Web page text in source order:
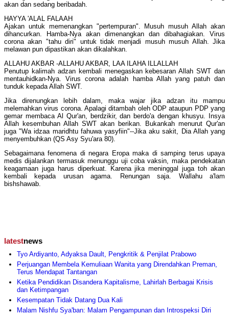
akan dan sedang beribadah.
HAYYA 'ALAL FALAAH
Ajakan untuk memenangkan "pertempuran". Musuh musuh Allah akan
dihancurkan. Hamba-Nya akan dimenangkan dan dibahagiakan. Virus
corona akan "tahu diri" untuk tidak menjadi musuh musuh Allah. Jika
melawan pun dipastikan akan dikalahkan.
ALLAHU AKBAR -ALLAHU AKBAR, LAA ILAHA ILLALLAH
Penutup kalimah adzan kembali menegaskan kebesaran Allah SWT dan
mentauhidkan-Nya. Virus corona adalah hamba Allah yang patuh dan
tunduk kepada Allah SWT.
Jika direnungkan lebih dalam, maka wajar jika adzan itu mampu
melemahkan virus corona. Apalagi ditambah oleh ODP ataupun PDP yang
gemar membaca Al Qur'an, berdzikir, dan berdo'a dengan khusyu. Insya
Allah kesembuhan Allah SWT akan berikan. Bukankah menurut Qur'an
juga "Wa idzaa maridhtu fahuwa yasyfiin"--Jika aku sakit, Dia Allah yang
menyembuhkan (QS Asy Syu'ara 80).
Sebagaimana fenomena di negara Eropa maka di samping terus upaya
medis dijalankan termasuk menunggu uji coba vaksin, maka pendekatan
keagamaan juga harus diperkuat. Karena jika meninggal juga toh akan
kembali kepada urusan agama. Renungan saja. Wallahu a'lam
bishshawab.
latestnews
Tyo Ardiyanto, Adyaksa Dault, Pengkritik & Penjilat Prabowo
Perjuangan Membela Kemuliaan Wanita yang Direndahkan Preman,
Terus Mendapat Tantangan
Ketika Pendidikan Disandera Kapitalisme, Lahirlah Berbagai Krisis
dan Ketimpangan
Kesempatan Tidak Datang Dua Kali
Malam Nishfu Sya'ban: Malam Pengampunan dan Introspeksi Diri